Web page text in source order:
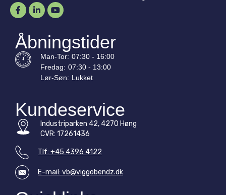
Åbningstider
Man-Tor: 07:30 - 16:00
Fredag: 07:30 - 13:00
Lør-Søn: Lukket
Kundeservice
Industriparken 42, 4270 Høng
CVR: 17261436
Tlf: +45 4396 4122
E-mail: vb@viggobendz.dk